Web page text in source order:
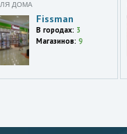
ДОМА
Fissman
В городах: 3
Магазинов: 9